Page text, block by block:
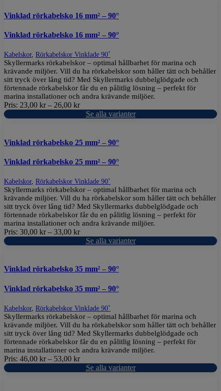
Vinklad rörkabelsko 16 mm² – 90°
Vinklad rörkabelsko 16 mm² – 90°
Kabelskor, Rörkabelskor Vinklade 90˚
Skyllermarks rörkabelskor – optimal hållbarhet för marina och
krävande miljöer. Vill du ha rörkabelskor som håller tätt och behåller
sitt tryck över lång tid? Med Skyllermarks dubbelglödgade och
förtennade rörkabelskor får du en pålitlig lösning – perfekt för
marina installationer och andra krävande miljöer.
Pris: 23,00 kr– 26,00 kr
Se alla varianter
Vinklad rörkabelsko 25 mm² – 90°
Vinklad rörkabelsko 25 mm² – 90°
Kabelskor, Rörkabelskor Vinklade 90˚
Skyllermarks rörkabelskor – optimal hållbarhet för marina och
krävande miljöer. Vill du ha rörkabelskor som håller tätt och behåller
sitt tryck över lång tid? Med Skyllermarks dubbelglödgade och
förtennade rörkabelskor får du en pålitlig lösning – perfekt för
marina installationer och andra krävande miljöer.
Pris: 30,00 kr– 33,00 kr
Se alla varianter
Vinklad rörkabelsko 35 mm² – 90°
Vinklad rörkabelsko 35 mm² – 90°
Kabelskor, Rörkabelskor Vinklade 90˚
Skyllermarks rörkabelskor – optimal hållbarhet för marina och
krävande miljöer. Vill du ha rörkabelskor som håller tätt och behåller
sitt tryck över lång tid? Med Skyllermarks dubbelglödgade och
förtennade rörkabelskor får du en pålitlig lösning – perfekt för
marina installationer och andra krävande miljöer.
Pris: 46,00 kr– 53,00 kr
Se alla varianter